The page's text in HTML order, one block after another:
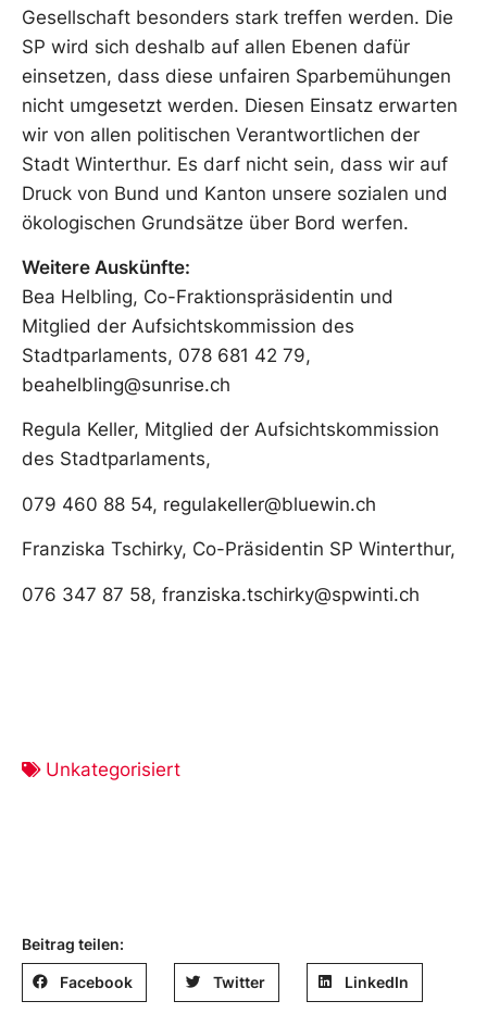
Gesellschaft besonders stark treffen werden. Die
SP wird sich deshalb auf allen Ebenen dafür
einsetzen, dass diese unfairen Sparbemühungen
nicht umgesetzt werden. Diesen Einsatz erwarten
wir von allen politischen Verantwortlichen der
Stadt Winterthur. Es darf nicht sein, dass wir auf
Druck von Bund und Kanton unsere sozialen und
ökologischen Grundsätze über Bord werfen.
Weitere Auskünfte:
Bea Helbling, Co-Fraktionspräsidentin und
Mitglied der Aufsichtskommission des
Stadtparlaments, 078 681 42 79,
beahelbling@sunrise.ch
Regula Keller, Mitglied der Aufsichtskommission
des Stadtparlaments,
079 460 88 54, regulakeller@bluewin.ch
Franziska Tschirky, Co-Präsidentin SP Winterthur,
076 347 87 58, franziska.tschirky@spwinti.ch
Unkategorisiert
Beitrag teilen:
Facebook Twitter LinkedIn